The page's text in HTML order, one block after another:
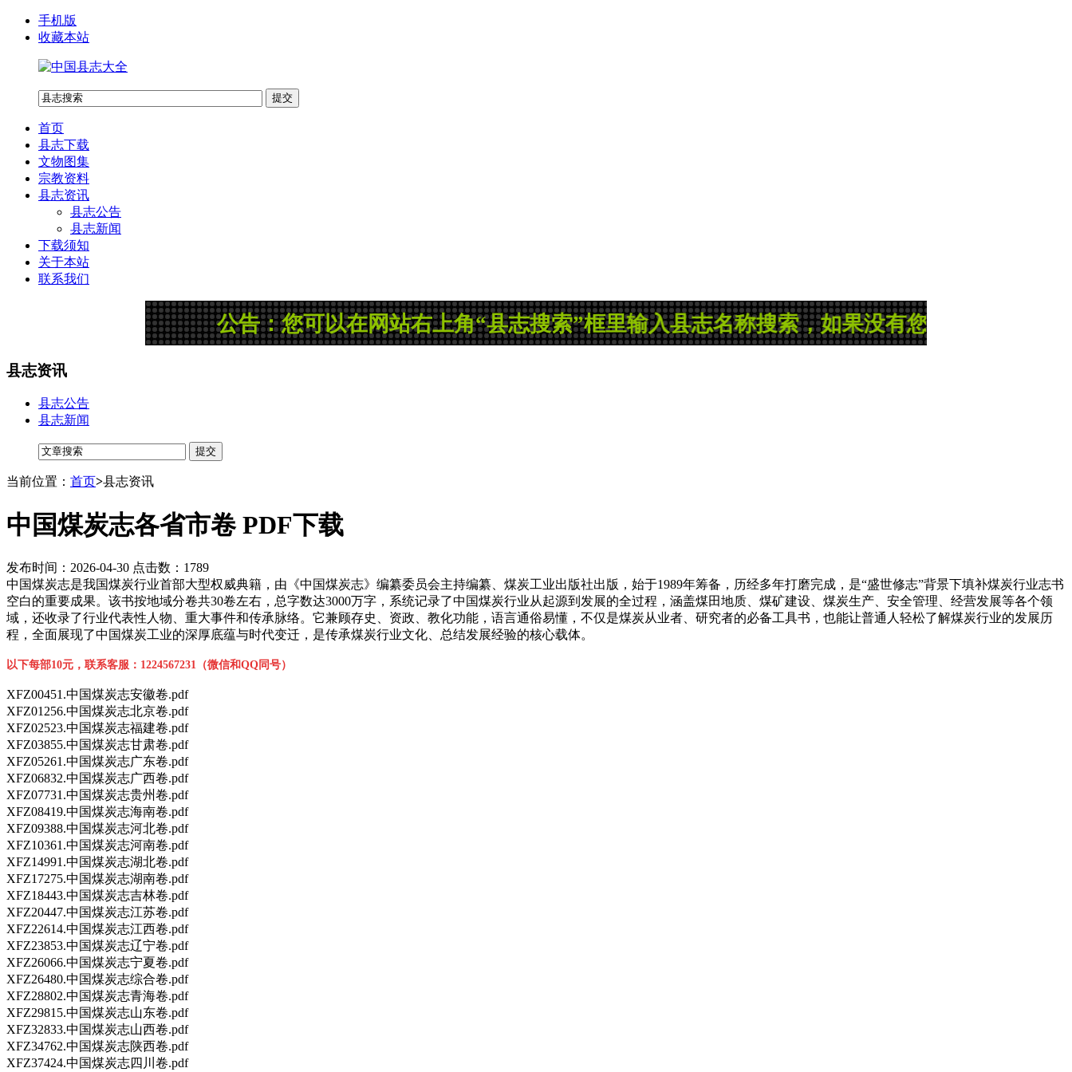
手机版
收藏本站
首页
县志下载
文物图集
宗教资料
县志资讯
县志公告
县志新闻
下载须知
关于本站
联系我们
公告：您可以在网站右上角“县志搜索”框里输入县志名称搜索，如果没有您所需的县志或
县志资讯
县志公告
县志新闻
当前位置： 首页>县志资讯
中国煤炭志各省市卷 PDF下载
发布时间：2026-04-30 点击数：1789
中国煤炭志是我国煤炭行业首部大型权威典籍，由《中国煤炭志》编纂委员会主持编纂、煤炭工业出版社出版，始于1989年筹备，历经多年打磨完成，是“盛世修志”背景下填补煤炭行业志书
空白的重要成果。该书按地域分卷共30卷左右，总字数达3000万字，系统记录了中国煤炭行业从起源到发展的全过程，涵盖煤田地质、煤矿建设、煤炭生产、安全管理、经营发展等各个领
域，还收录了行业代表性人物、重大事件和传承脉络。它兼顾存史、资政、教化功能，语言通俗易懂，不仅是煤炭从业者、研究者的必备工具书，也能让普通人轻松了解煤炭行业的发展历
程，全面展现了中国煤炭工业的深厚底蕴与时代变迁，是传承煤炭行业文化、总结发展经验的核心载体。
以下每部10元，联系客服：1224567231（微信和QQ同号）
XFZ00451.中国煤炭志安徽卷.pdf
XFZ01256.中国煤炭志北京卷.pdf
XFZ02523.中国煤炭志福建卷.pdf
XFZ03855.中国煤炭志甘肃卷.pdf
XFZ05261.中国煤炭志广东卷.pdf
XFZ06832.中国煤炭志广西卷.pdf
XFZ07731.中国煤炭志贵州卷.pdf
XFZ08419.中国煤炭志海南卷.pdf
XFZ09388.中国煤炭志河北卷.pdf
XFZ10361.中国煤炭志河南卷.pdf
XFZ14991.中国煤炭志湖北卷.pdf
XFZ17275.中国煤炭志湖南卷.pdf
XFZ18443.中国煤炭志吉林卷.pdf
XFZ20447.中国煤炭志江苏卷.pdf
XFZ22614.中国煤炭志江西卷.pdf
XFZ23853.中国煤炭志辽宁卷.pdf
XFZ26066.中国煤炭志宁夏卷.pdf
XFZ26480.中国煤炭志综合卷.pdf
XFZ28802.中国煤炭志青海卷.pdf
XFZ29815.中国煤炭志山东卷.pdf
XFZ32833.中国煤炭志山西卷.pdf
XFZ34762.中国煤炭志陕西卷.pdf
XFZ37424.中国煤炭志四川卷.pdf